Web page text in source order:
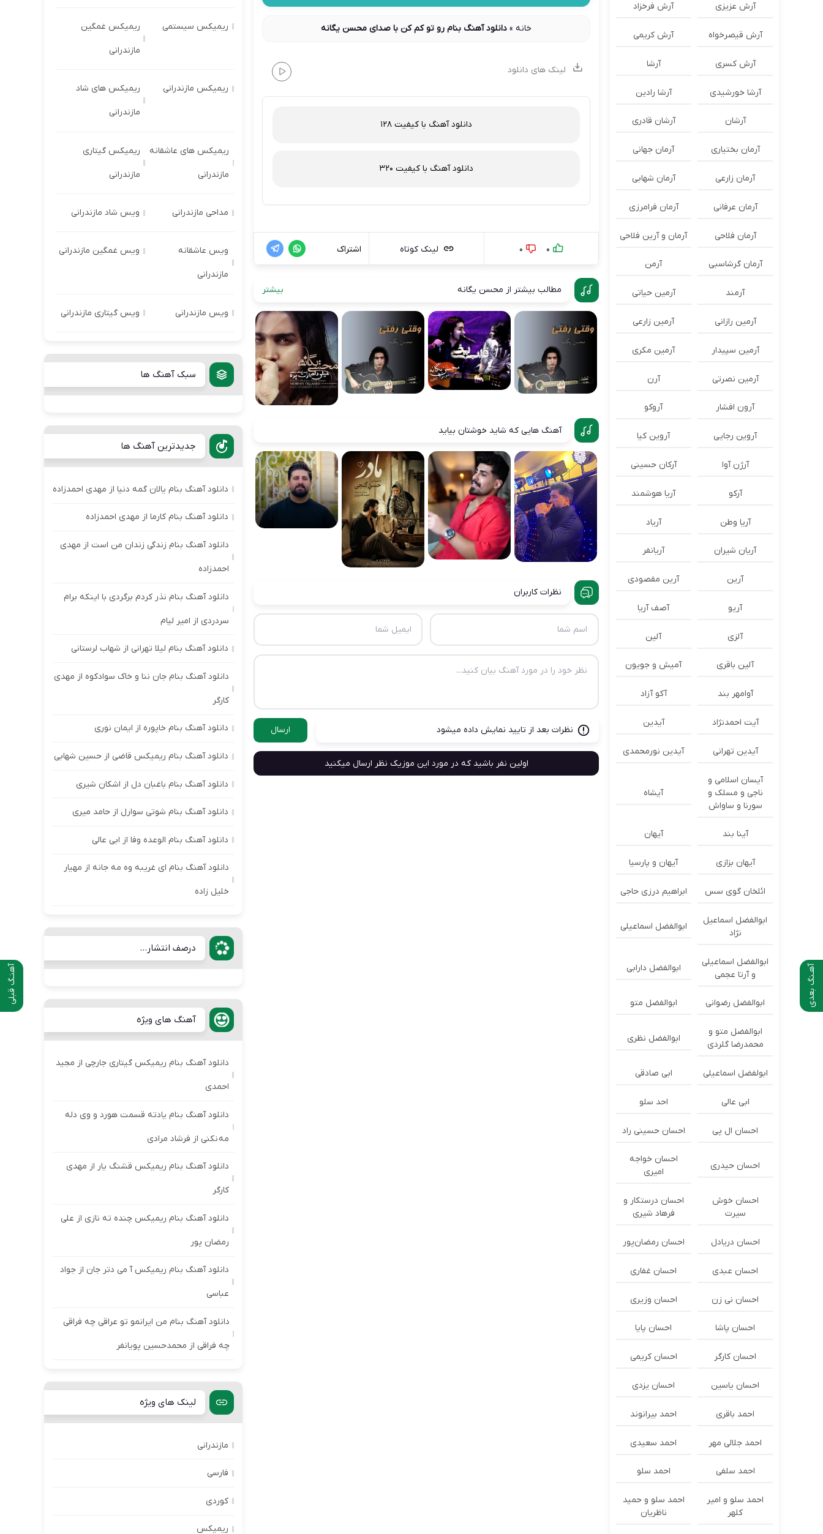
آهنـگ قبلی آهـنگ بعدی
خانه » دانلود آهنگ بنام رو تو کم کن با صدای محسن یگانه
لینک های دانلود
دانلود آهنگ با کیفیت 128
دانلود آهنگ با کیفیت 320
0
0 لینک کوتاه اشتراک
مطالب بیشتر از محسن یگانه بیشتر
آهنگ هایی که شاید خوشتان بیاید
نظرات کاربران
نظرات بعد از تایید نمایش داده میشود ارسال
اولین نفر باشید که در مورد این موزیک نظر ارسال میکنید
آرش عزیزی آرش فرخزاد
آرش قیصرخواه آرش کریمی
آرش کسری آرشا
آرشا خورشیدی آرشا رادین
آرشان آرشان قادری
آرمان بختیاری آرمان جهانی
آرمان زارعی آرمان شهابی
آرمان عرفانی آرمان فرامرزی
آرمان فلاحی آرمان و آرین فلاحی
آرمان گرشاسبی آرمن
آرمند آرمین حیاتی
آرمین رازانی آرمین زارعی
آرمین سپیدار آرمین مکری
آرمین نصرتی آرن
آرون افشار آروکو
آروین رجایی آروین کیا
آرژن آوا آرکان حسینی
آرکو آریا هوشمند
آریا وطن آریاد
آریان شیران آریانفر
آرین آرین مقصودی
آریو آصف آریا
آلزی آلین
آلین باقری آمیش و جویون
آوامهر بند آکو آزاد
آیت احمدنژاد آیدین
آیدین تهرانی آیدین نورمحمدی
آیسان اسلامی و
ناجی و مسلک و
سورنا و ساواش
آیشاه
آینا بند آیهان
آیهان بزازی آیهان و پارسیا
ائلخان گوی سس ابراهیم درزی حاجی
ابوالفضل اسماعیل
نژاد
ابوالفضل اسماعیلی
ابوالفضل اسماعیلی
و آرتا عجمی
ابوالفضل دارابی
ابوالفضل رضوانی ابوالفضل متو
ابوالفضل متو و
محمدرضا گلردی
ابوالفضل نظری
ابولفضل اسماعیلی ابی صادقی
ابی عالی احد سلو
احسان ال پی احسان حسینی راد
احسان حیدری
احسان خواجه
امیری
احسان خوش
سیرت
احسان درستكار و
فرهاد شيرى
احسان دریادل احسان رمضان‌پور
احسان عبدی احسان غفاری
احسان نی زن احسان وزیری
احسان پاشا احسان پایا
احسان کارگر احسان کریمی
احسان یاسین احسان یزدی
احمد باقری احمد بیرانوند
احمد جلالی مهر احمد سعیدی
احمد سلفی احمد سلو
احمد سلو و امیر
کلهر
احمد سلو و حمید
ناظریان
ریمیکس سیستمی ریمیکس غمگین
مازندرانی
ریمیکس مازندرانی ریمیکس های شاد
مازندرانی
ریمیکس های عاشقانه
مازندرانی
ریمیکس گیتاری
مازندرانی
مداحی مازندرانی ویس شاد مازندرانی
ویس عاشقانه
مازندرانی
ویس غمگین مازندرانی
ویس مازندرانی ویس گیتاری مازندرانی
سبک آهنگ ها
جدیدترین آهنگ ها
دانلود آهنگ بنام یالان گمه دنیا از مهدی احمدزاده
دانلود آهنگ بنام کارما از مهدی احمدزاده
دانلود آهنگ بنام زندگی زندان من است از مهدی
احمدزاده
دانلود آهنگ بنام نذر کردم برگردی با اینکه برام
سردردی از امیر لیام
دانلود آهنگ بنام لیلا تهرانی از شهاب لرستانی
دانلود آهنگ بنام جان ننا و خاک سوادکوه از مهدی
کارگر
دانلود آهنگ بنام خاپوره از ایمان نوری
دانلود آهنگ بنام ریمیکس قاضی از حسین شهابی
دانلود آهنگ بنام باغبان دل از اشکان شیری
دانلود آهنگ بنام شوتی سوارل از حامد میری
دانلود آهنگ بنام الوعده وفا از ابی عالی
دانلود آهنگ بنام ای غریبه وه مه جانه از مهیار
خلیل زاده
درصف انتشار...
آهنگ های ویژه
دانلود آهنگ بنام ریمیکس گیتاری جارچی از مجید
احمدی
دانلود آهنگ بنام یادته قسمت هورد و وی دله
مه نکنی از فرشاد مرادی
دانلود آهنگ بنام ریمیکس قشنگ یار از مهدی
کارگر
دانلود آهنگ بنام ریمیکس چنده ته نازی از علی
رمضان پور
دانلود آهنگ بنام ریمیکس آ می دتر جان از جواد
عباسی
دانلود آهنگ بنام من ایرانمو تو عراقی چه فراقی
چه فراقی از محمدحسین پویانفر
لینک های ویژه
مازندرانی
فارسی
کوردی
ریمیکس